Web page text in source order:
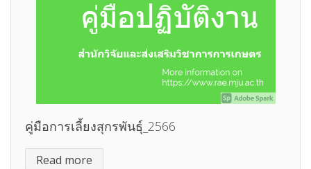
คู่มือการเลี้ยงสุกรพันธุ์_2566
Read more